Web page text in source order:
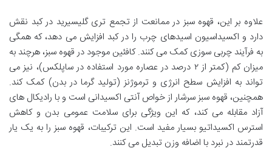
علاوه بر این، قهوه سبز در ممانعت از تجمع تری گلیسیرید در کبد نقش
دارد و اکسیداسیون اسیدهای چرب را در کبد افزایش می دهد، که همگی
به فرآیند چربی سوزی کمک می کنند. کافئین موجود در قهوه سبز، هرچند به
میزان کم (کمتر از ۲ درصد در عصاره مورد استفاده در ساپلکس)، نیز می
تواند به افزایش سطح انرژی و ترموژنز (تولید گرما در بدن) کمک کند.
همچنین، قهوه سبز سرشار از خواص آنتی اکسیدانی است و با رادیکال های
آزاد مقابله می کند، که این ویژگی برای سلامت عمومی بدن و کاهش
استرس اکسیداتیو بسیار مفید است. این ترکیبات، قهوه سبز را به یک یار
قدرتمند در نبرد با اضافه وزن تبدیل می کنند.